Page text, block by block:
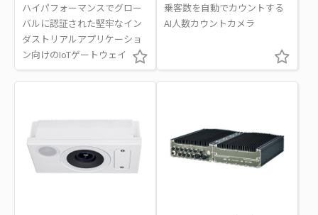
ハイパフォーマンスでグロー
バルに認証された堅牢なイン
ダストリアルアプリケーショ
ン向けのIoTゲートウェイ
乗客数を自動でカウントする
AI人数カウントカメラ